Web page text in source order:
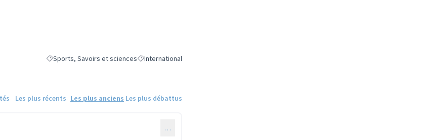
Filtrer les résultats de la catégorie : Sports, Savoirs et sciences
Sports, Savoirs et sciencesFiltrer les résultats pour le secteur : International
International
Les plus récents Les plus anciens Les plus débattus
…